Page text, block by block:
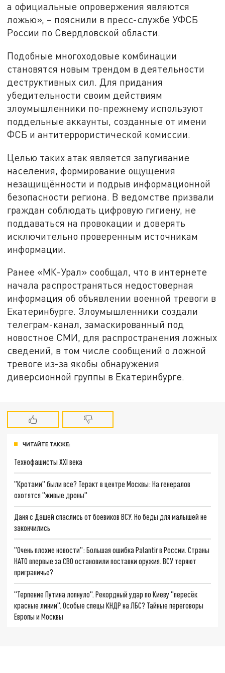
а официальные опровержения являются
ложью», – пояснили в пресс-службе УФСБ
России по Свердловской области.
Подобные многоходовые комбинации
становятся новым трендом в деятельности
деструктивных сил. Для придания
убедительности своим действиям
злоумышленники по-прежнему используют
поддельные аккаунты, созданные от имени
ФСБ и антитеррористической комиссии.
Целью таких атак является запугивание
населения, формирование ощущения
незащищённости и подрыв информационной
безопасности региона. В ведомстве призвали
граждан соблюдать цифровую гигиену, не
поддаваться на провокации и доверять
исключительно проверенным источникам
информации.
Ранее «МК-Урал» сообщал, что в интернете
начала распространяться недостоверная
информация об объявлении военной тревоги в
Екатеринбурге. Злоумышленники создали
телеграм-канал, замаскированный под
новостное СМИ, для распространения ложных
сведений, в том числе сообщений о ложной
тревоге из-за якобы обнаружения
диверсионной группы в Екатеринбурге.
ЧИТАЙТЕ ТАКЖЕ:
Технофашисты XXI века
"Кротами" были все? Теракт в центре Москвы: На генералов
охотятся "живые дроны"
Даня с Дашей спаслись от боевиков ВСУ. Но беды для малышей не
закончились
"Очень плохие новости": Большая ошибка Palantir в России. Страны
НАТО впервые за СВО остановили поставки оружия. ВСУ теряют
приграничье?
"Терпение Путина лопнуло". Рекордный удар по Киеву "пересёк
красные линии". Особые спецы КНДР на ЛБС? Тайные переговоры
Европы и Москвы